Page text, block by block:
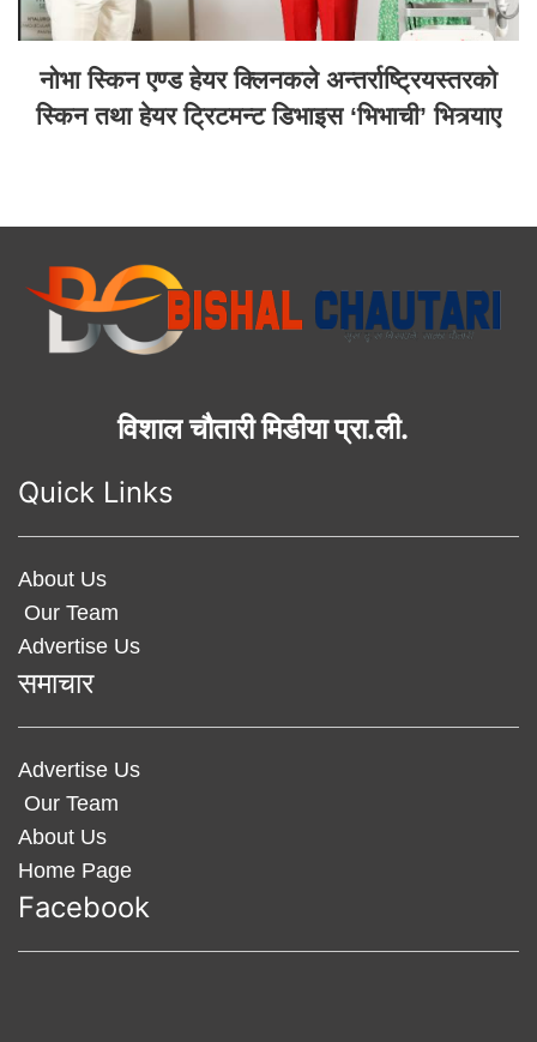
नोभा स्किन एण्ड हेयर क्लिनकले अन्तर्राष्ट्रियस्तरको
स्किन तथा हेयर ट्रिटमन्ट डिभाइस ‘भिभाची’ भित्र्याए
विशाल चौतारी मिडीया प्रा.ली.
Quick Links
About Us
Our Team
Advertise Us
समाचार
Advertise Us
Our Team
About Us
Home Page
Facebook